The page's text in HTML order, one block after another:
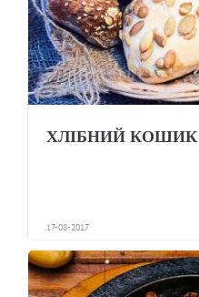
ХЛІБНИЙ КОШИК
17-08-2017